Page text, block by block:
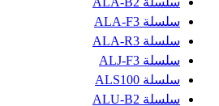
سلسلة ALA-F3
سلسلة ALA-R3
سلسلة ALJ-F3
سلسلة ALS100
سلسلة ALU-B2